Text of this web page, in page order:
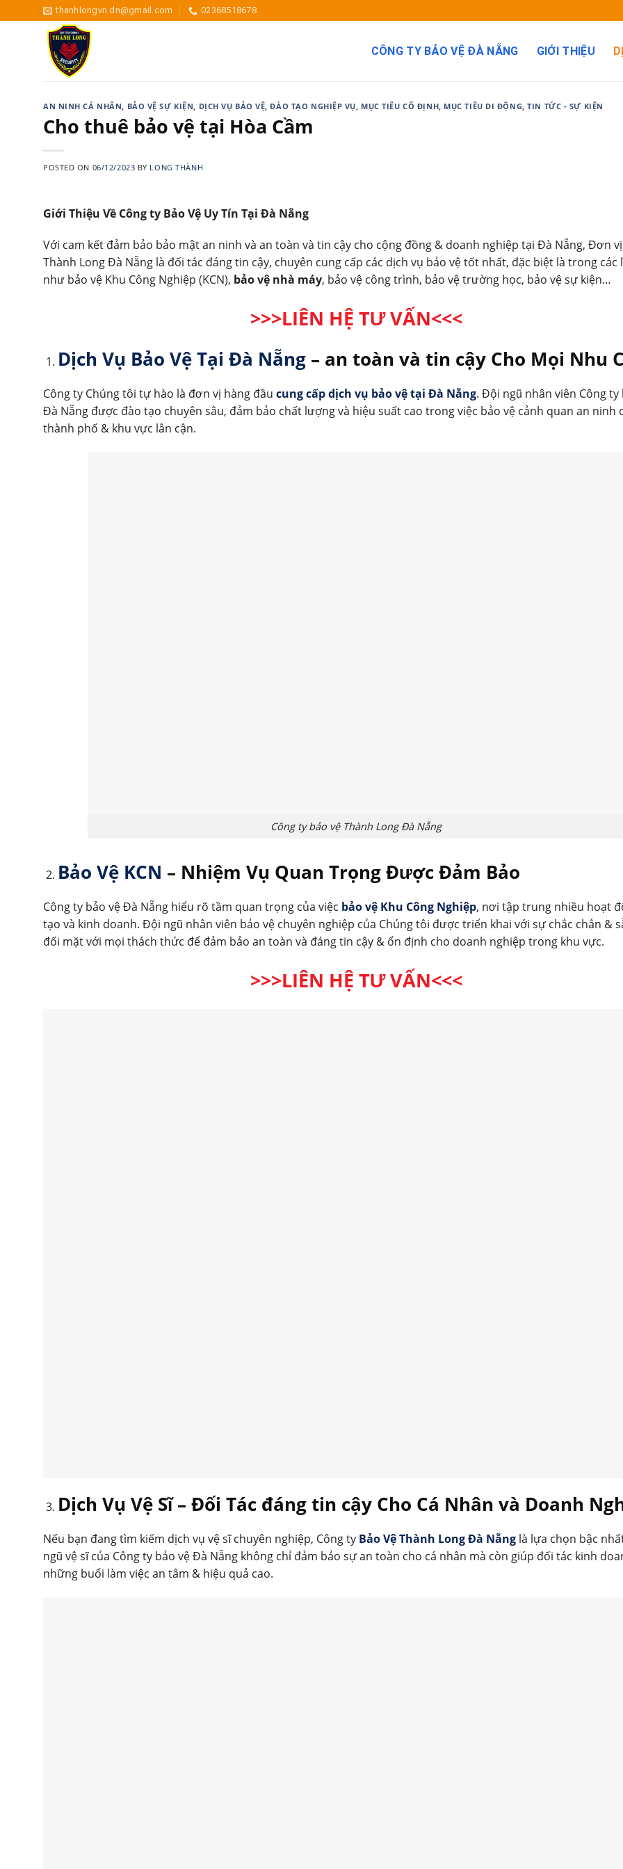
to
thanhlongvn.dn@gmail.com 02368518678
CÔNG TY BẢO VỆ ĐÀ NẴNG GIỚI THIỆU
AN NINH CÁ NHÂN, BẢO VỆ SỰ KIỆN, DỊCH VỤ BẢO VỆ,ĐÀO TẠO NGHIỆP VỤ, MỤC TIÊU CỐ ĐỊNH, MỤC TIÊU DI ĐỘNG,TIN TỨC - SỰ KIỆN
Cho thuê bảo vệ tại Hòa Cầm
POSTED ON 06/12/2023 BY LONG THÀNH
Giới Thiệu Về Công ty Bảo Vệ Uy Tín Tại Đà Nẵng
Với cam kết đảm bảo bảo mật an ninh và an toàn và tin cậy cho cộng đồng & doanh nghiệp tại Đà Nẵng, Đơn vị
Thành Long Đà Nẵng là đối tác đáng tin cậy, chuyên cung cấp các dịch vụ bảo vệ tốt nhất, đặc biệt là trong các
như bảo vệ Khu Công Nghiệp (KCN), bảo vệ nhà máy, bảo vệ công trình, bảo vệ trường học, bảo vệ sự kiện…
>>>LIÊN HỆ TƯ VẤN<<<
Dịch Vụ Bảo Vệ Tại Đà Nẵng– an toàn và tin cậy Cho Mọi Nhu
Công ty Chúng tôi tự hào là đơn vị hàng đầu cung cấp dịch vụ bảo vệ tại Đà Nẵng. Đội ngũ nhân viên Công ty
Đà Nẵng được đào tạo chuyên sâu, đảm bảo chất lượng và hiệu suất cao trong việc bảo vệ cảnh quan an ninh
thành phố & khu vực lân cận.
Công ty bảo vệ Thành Long Đà Nẵng
Bảo Vệ KCN – Nhiệm Vụ Quan Trọng Được Đảm Bảo
Công ty bảo vệ Đà Nẵng hiểu rõ tầm quan trọng của việc bảo vệ Khu Công Nghiệp, nơi tập trung nhiều hoạt
tạo và kinh doanh. Đội ngũ nhân viên bảo vệ chuyên nghiệp của Chúng tôi được triển khai với sự chắc chắn &
đối mặt với mọi thách thức để đảm bảo an toàn và đáng tin cậy & ổn định cho doanh nghiệp trong khu vực.
>>>LIÊN HỆ TƯ VẤN<<<
Dịch Vụ Vệ Sĩ – Đối Tác đáng tin cậy Cho Cá Nhân và Doanh
Nếu bạn đang tìm kiếm dịch vụ vệ sĩ chuyên nghiệp, Công ty Bảo Vệ Thành Long Đà Nẵng là lựa chọn bậc
ngũ vệ sĩ của Công ty bảo vệ Đà Nẵng không chỉ đảm bảo sự an toàn cho cá nhân mà còn giúp đối tác kinh
những buổi làm việc an tâm & hiệu quả cao.